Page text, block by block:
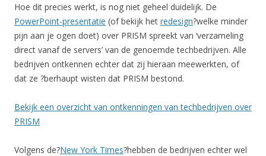
Hoe dit precies werkt, is nog niet geheel duidelijk. De
PowerPoint-presentatie (of bekijk het redesign?welke minder
pijn aan je ogen doet) over PRISM spreekt van ‘verzameling
direct vanaf de servers’ van de genoemde techbedrijven. Alle
bedrijven ontkennen echter dat zij hieraan meewerkten, of
dat ze ?berhaupt wisten dat PRISM bestond.
Bekijk een overzicht van ontkenningen van techbedrijven over
PRISM
Volgens de?New York Times?hebben de bedrijven echter wel